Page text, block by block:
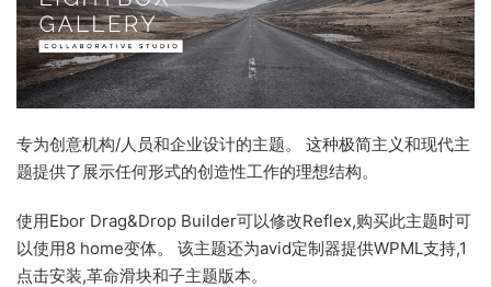
专为创意机构/人员和企业设计的主题。 这种极简主义和现代主
题提供了展示任何形式的创造性工作的理想结构。
使用Ebor Drag&Drop Builder可以修改Reflex,购买此主题时可
以使用8 home变体。 该主题还为avid定制器提供WPML支持,1
点击安装,革命滑块和子主题版本。